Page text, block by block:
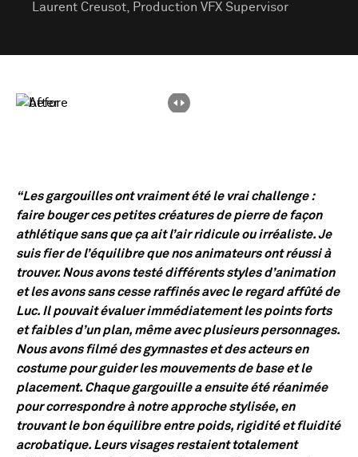
Laurent Creusot, Production VFX Supervisor
“Les gargouilles ont vraiment été le vrai challenge :
faire bouger ces petites créatures de pierre de façon
athlétique sans que ça ait l’air ridicule ou irréaliste. Je
suis fier de l’équilibre que nos animateurs ont réussi à
trouver. Nous avons testé différents styles d’animation
et les avons sans cesse raffinés avec le regard affûté de
Luc. Il pouvait évaluer immédiatement les points forts
et faibles d’un plan, même avec plusieurs personnages.
Nous avons filmé des gymnastes et des acteurs en
costume pour guider les mouvements de base et le
placement. Chaque gargouille a ensuite été réanimée
pour correspondre à notre approche stylisée, en
trouvant le bon équilibre entre poids, rigidité et fluidité
acrobatique. Leurs visages restaient totalement